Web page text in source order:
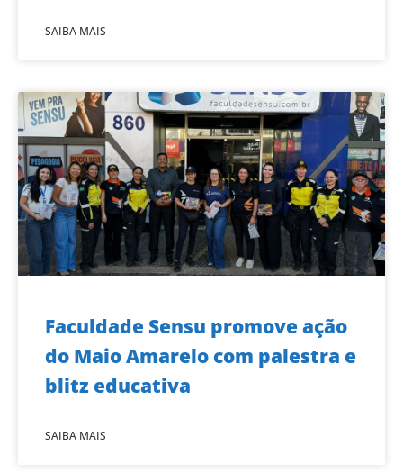
SAIBA MAIS
Faculdade Sensu promove ação
do Maio Amarelo com palestra e
blitz educativa
SAIBA MAIS